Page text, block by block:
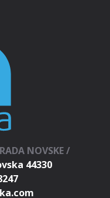
NOVSKE /
44330